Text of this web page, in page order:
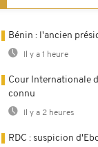
Bénin : l'ancien
Il y a 1 heure
Cour Internationale
connu
Il y a 2 heures
RDC : suspicion